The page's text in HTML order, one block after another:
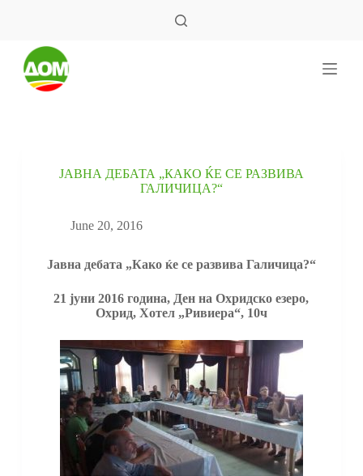
JАВНА ДЕБАТА „КАКО ЌЕ СЕ РАЗВИВА
ГАЛИЧИЦА?“
June 20, 2016
Jавна дебата „Како ќе се развива Галичица?“
21 јуни 2016 година, Ден на Охридско езеро,
Охрид, Хотел „Ривиера“, 10ч